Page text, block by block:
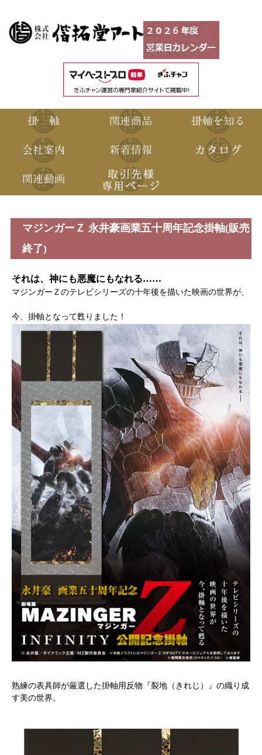
マジンガーＺ 永井豪画業五十周年記念掛軸(販売
終了)
それは、神にも悪魔にもなれる……
マジンガーＺのテレビシリーズの十年後を描いた映画の世界が、
今、掛軸となって甦りました！
熟練の表具師が厳選した掛軸用反物『裂地（きれじ）』の織り成
す美の世界。